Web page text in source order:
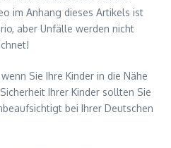
im Anhang dieses Artikels ist
aber Unfälle werden nicht
Sie Ihre Kinder in die Nähe
Ihrer Kinder sollten Sie
bei Ihrer Deutschen